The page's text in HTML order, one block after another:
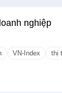
nghiệp
VN-Index thị